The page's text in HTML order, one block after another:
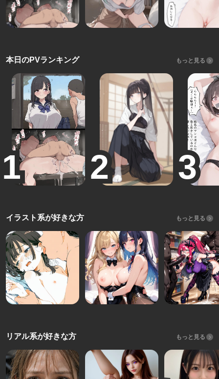
本日のPVランキング もっと見る
イラスト系が好きな方 もっと見る
リアル系が好きな方 もっと見る